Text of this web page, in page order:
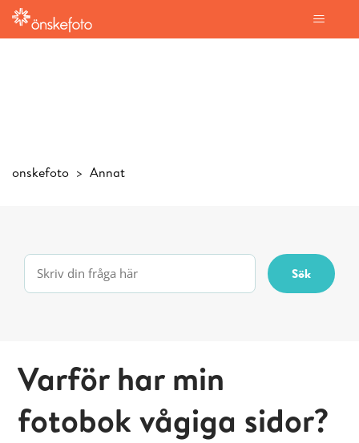
onskefoto Annat
Varför har min
fotobok vågiga sidor?